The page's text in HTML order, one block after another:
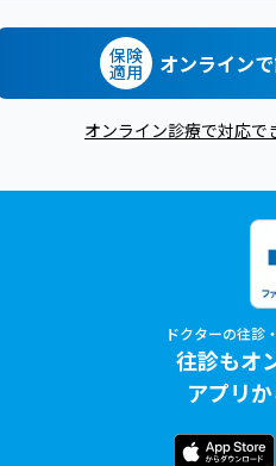
保険
適用 オンライン
オンライン診療で対応で
ドクターの往診
往診もオ
アプリ